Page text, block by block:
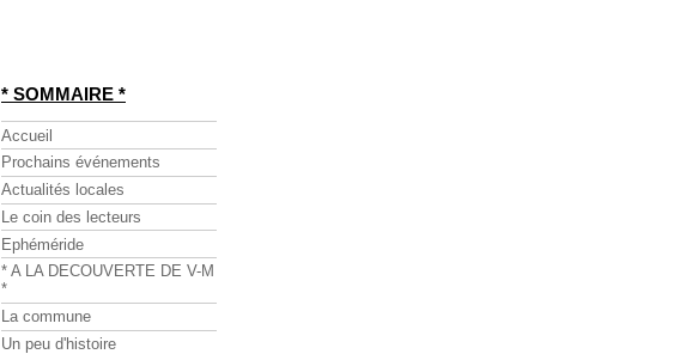
* SOMMAIRE *
Accueil
Prochains événements
Actualités locales
Le coin des lecteurs
Ephéméride
* A LA DECOUVERTE DE V-M
*
La commune
Un peu d'histoire